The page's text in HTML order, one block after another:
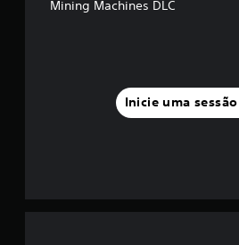
Mining Machines DLC
Inicie uma